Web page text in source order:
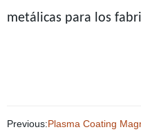
metálicas para los
Previous:Plasma Coating